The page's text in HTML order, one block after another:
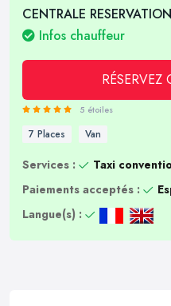
CENTRALE
Infos chauffeur
RÉSERVEZ
5 étoiles
7 Places Van
Services :
Taxi
Paiements acceptés :
Langue(s) :